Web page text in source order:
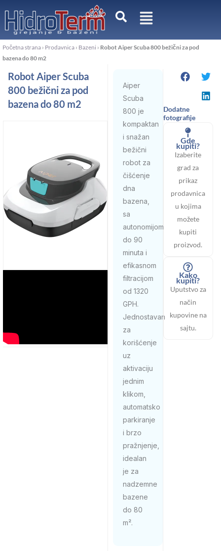
sadržaj
Početna strana › Prodavnica › Bazeni › Robot Aiper Scuba 800 bežični za pod
bazena do 80 m2
Robot Aiper Scuba
800 bežični za pod
bazena do 80 m2
Aiper
Scuba
800 je
kompaktan
i snažan
bežični
robot za
čišćenje
dna
bazena,
sa
autonomijom
do 90
minuta i
efikasnom
filtracijom
od 1320
GPH.
Jednostavan
za
korišćenje
uz
aktivaciju
jednim
klikom,
automatsko
parkiranje
i brzo
pražnjenje,
idealan
je za
nadzemne
bazene
do 80
m².
Dodatne
fotografije
Gde
kupiti?
Izaberite
grad za
prikaz
prodavnica
u kojima
možete
kupiti
proizvod.
Kako
kupiti?
Uputstvo za
način
kupovine na
sajtu.